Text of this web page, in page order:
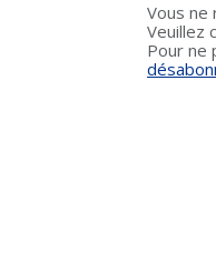
Vous ne
Veuillez
Pour ne